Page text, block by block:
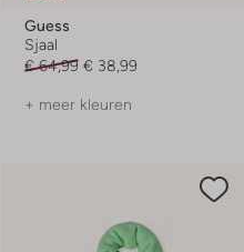
Guess
Sjaal
€ 64,99 € 38,99
+ meer kleuren